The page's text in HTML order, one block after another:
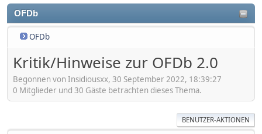
OFDb
OFDb
Kritik/Hinweise zur OFDb 2.0
Begonnen von Insidiousxx, 30 September 2022, 18:39:27
0 Mitglieder und 30 Gäste betrachten dieses Thema.
BENUTZER-AKTIONEN